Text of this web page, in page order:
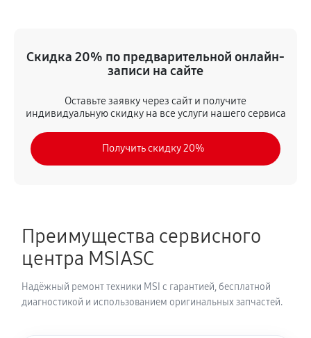
Скидка 20% по предварительной онлайн-
записи на сайте
Оставьте заявку через сайт и получите
индивидуальную скидку на все услуги нашего сервиса
Получить скидку 20%
Преимущества сервисного
центра MSIASC
Надёжный ремонт техники MSI с гарантией, бесплатной
диагностикой и использованием оригинальных запчастей.